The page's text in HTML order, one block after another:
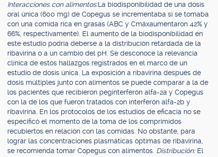
Interacciones con alimentos:La biodisponibilidad de una dosis
oral única (600 mg) de Copegus se incrementaba si se tomaba
con una comida rica en grasas (ABC y Cmáxaumentaron 42% y
66%, respectivamente). El aumento de la biodisponibilidad en
este estudio podría deberse a la distribución retardada de la
ribavirina o a un cambio del pH. Se desconoce la relevancia
clínica de estos hallazgos registrados en el marco de un
estudio de dosis única. La exposición a ribavirina después de
dosis múltiples junto con alimentos se puede comparar a la de
los pacientes que recibieron peginterferón alfa-2a y Copegus
con la de los que fueron tratados con interferón alfa-2b y
ribavirina. En los protocolos de los estudios de eficacia no se
especificó el momento de la toma de los comprimidos
recubiertos en relación con las comidas. No obstante, para
lograr las concentraciones plasmáticas óptimas de ribavirina,
se recomienda tomar Copegus con alimentos. Distribución: El